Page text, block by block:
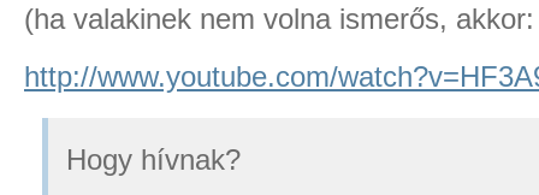
(ha valakinek nem volna ismerős, akkor:
http://www.youtube.com/
Hogy hívnak?